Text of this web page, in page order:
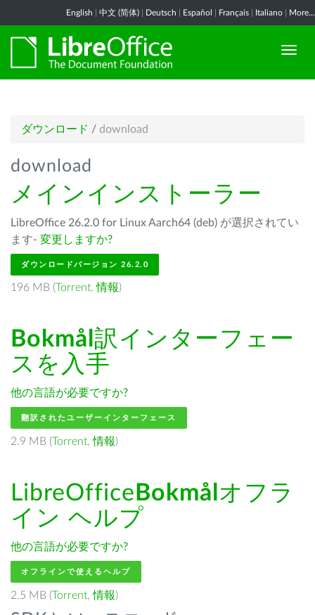
English 中文 (简体) Deutsch Español Français Italiano More...
ダウンロード / download
download
メインインストーラー
LibreOffice 26.2.0 for Linux Aarch64 (deb) が選択されてい
ます- 変更しますか?
ダウンロードバージョン 26.2.0
196 MB (Torrent,情報)
Bokmål 訳インターフェー
スを入手
他の言語が必要ですか?
翻訳されたユーザーインターフェース
2.9 MB (Torrent,情報)
LibreOffice Bokmål オフラ
イン ヘルプ
他の言語が必要ですか?
オフラインで使えるヘルプ
2.5 MB (Torrent,情報)